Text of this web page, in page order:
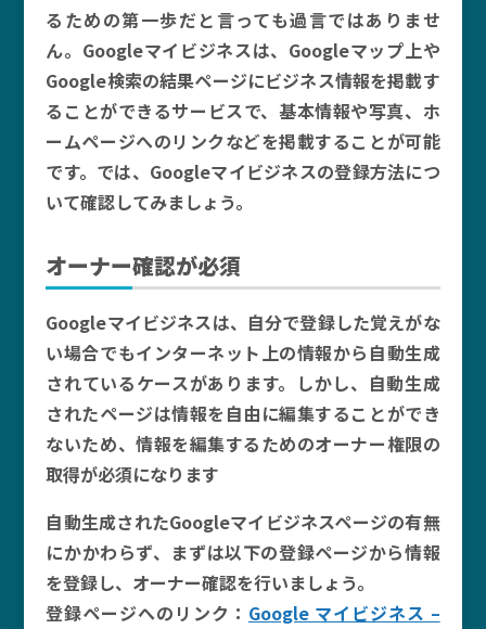
るための第一歩だと言っても過言ではありませ
ん。Googleマイビジネスは、Googleマップ上や
Google検索の結果ページにビジネス情報を掲載す
ることができるサービスで、基本情報や写真、ホ
ームページへのリンクなどを掲載することが可能
です。では、Googleマイビジネスの登録方法につ
いて確認してみましょう。
オーナー確認が必須
Googleマイビジネスは、自分で登録した覚えがな
い場合でもインターネット上の情報から自動生成
されているケースがあります。しかし、自動生成
されたページは情報を自由に編集することができ
ないため、情報を編集するためのオーナー権限の
取得が必須になります
自動生成されたGoogleマイビジネスページの有無
にかかわらず、まずは以下の登録ページから情報
を登録し、オーナー確認を行いましょう。
登録ページへのリンク： Google マイビジネス –